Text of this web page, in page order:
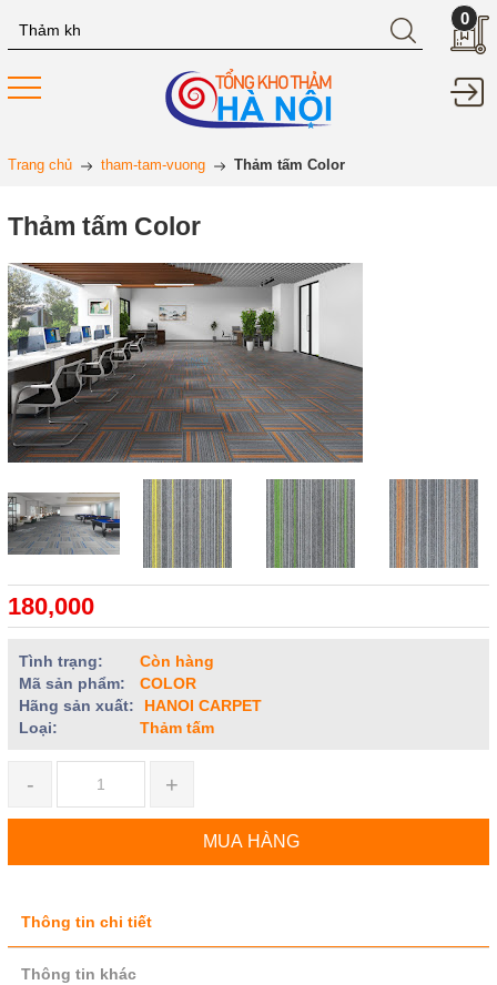
0
Trang chủ tham-tam-vuong Thảm tấm Color
Thảm tấm Color
180,000
Tình trạng:
Còn hàng
Mã sản phẩm:
COLOR
Hãng sản xuất:
HANOI CARPET
Loại:
Thảm tấm
- +
MUA HÀNG
Thông tin chi tiết
Thông tin khác